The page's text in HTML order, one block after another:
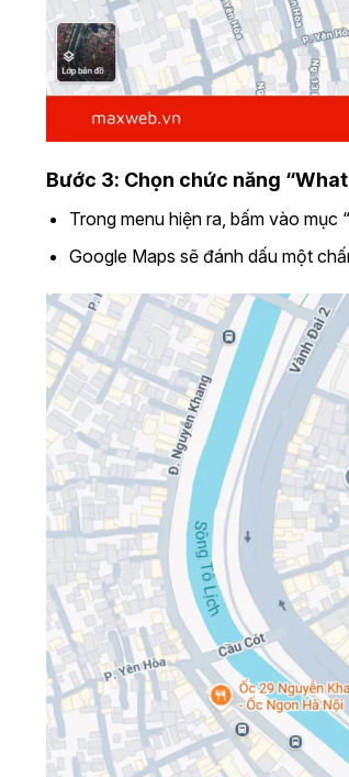
Bước 3: Chọn chức năng
Trong menu hiện ra, bấm vào mục
Google Maps sẽ đánh dấu một